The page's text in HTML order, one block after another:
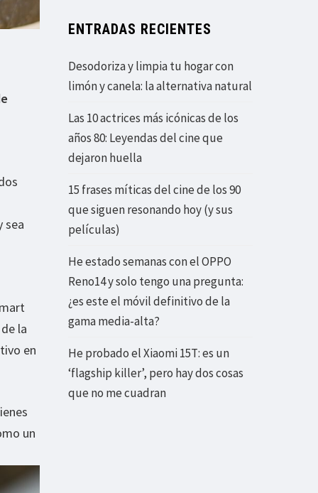
sea
la
en
un
ENTRADAS RECIENTES
Desodoriza y limpia tu hogar con
limón y canela: la alternativa natural
Las 10 actrices más icónicas de los
años 80: Leyendas del cine que
dejaron huella
15 frases míticas del cine de los 90
que siguen resonando hoy (y sus
películas)
He estado semanas con el OPPO
Reno14 y solo tengo una pregunta:
¿es este el móvil definitivo de la
gama media-alta?
He probado el Xiaomi 15T: es un
‘flagship killer’, pero hay dos cosas
que no me cuadran